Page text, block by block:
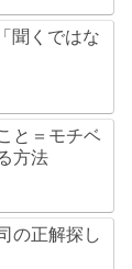
聞くではな
と＝モチベ
方法
の正解探し